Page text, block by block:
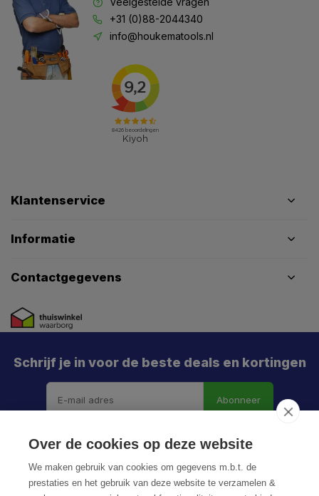
+31 (0)88-2044340
info@houkematools.nl
Klantenservice
Informatie
Contactgegevens
Schrijf je in voor de beste deals en kortingen
Abonneer
Over de cookies op deze website
We maken gebruik van cookies om gegevens m.b.t. de
prestaties en het gebruik van deze website te verzamelen &